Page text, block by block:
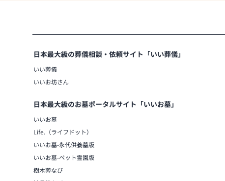
日本最大級の葬儀相談・依頼サイト「いい葬儀」
いい葬儀
いいお坊さん
日本最大級のお墓ポータルサイト「いいお墓」
いいお墓
Life.（ライフドット）
いいお墓-永代供養墓版
いいお墓-ペット霊園版
樹木葬なび